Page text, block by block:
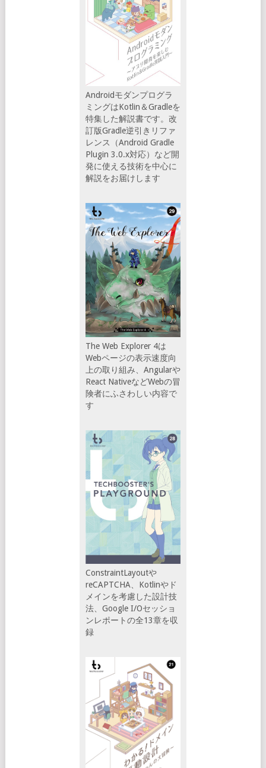
Androidモダンプログラ
ミングはKotlin＆Gradleを
特集した解説書です。改
訂版Gradle逆引きリファ
レンス（Android Gradle
Plugin 3.0.x対応）など開
発に使える技術を中心に
解説をお届けします
The Web Explorer 4は
Webページの表示速度向
上の取り組み、Angularや
React NativeなどWebの冒
険者にふさわしい内容で
す
ConstraintLayoutや
reCAPTCHA、Kotlinやド
メインを考慮した設計技
法、Google I/Oセッショ
ンレポートの全13章を収
録